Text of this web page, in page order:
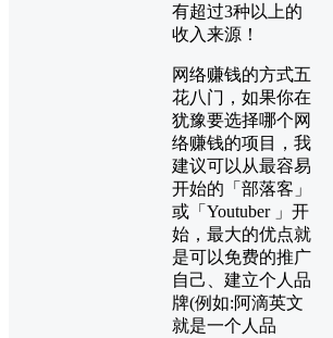
有超过3种以上的
收入来源！
网络赚钱的方式五
花八门，如果你在
犹豫要选择哪个网
络赚钱的项目，我
建议可以从最容易
开始的「部落客」
或「Youtuber 」开
始，最大的优点就
是可以免费的推广
自己、建立个人品
牌(例如:阿滴英文
就是一个人品